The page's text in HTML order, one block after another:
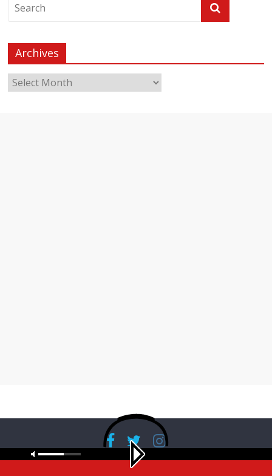
Archives
Copyright © 2026RadioBanglaNet. All rights reserved.